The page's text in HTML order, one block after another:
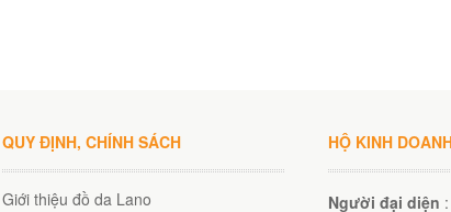
QUY ĐỊNH, CHÍNH SÁCH
Giới thiệu đồ da Lano
HỘ KINH
Người đại diện